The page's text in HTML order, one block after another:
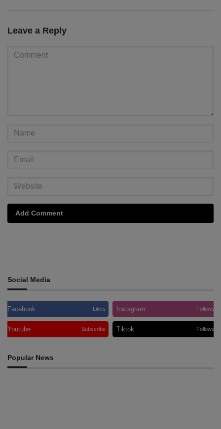
Leave a Reply
Add Comment
Social Media
Facebook Likes Instagram Follows
Youtube Subscribe Tiktok Follows
Popular News